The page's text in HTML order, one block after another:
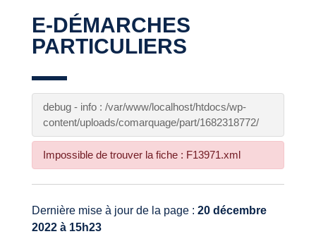
E-DÉMARCHES
PARTICULIERS
debug - info : /var/www/localhost/htdocs/wp-
content/uploads/comarquage/part/1682318772/
Impossible de trouver la fiche : F13971.xml
Dernière mise à jour de la page : 20 décembre
2022 à 15h23